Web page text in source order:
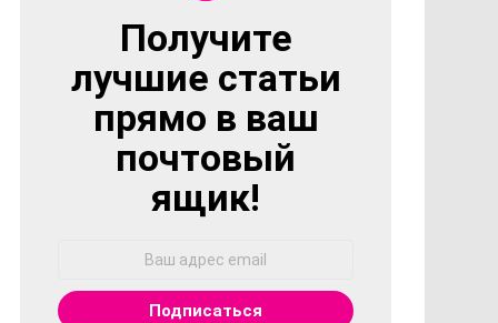
NEWSLETTER
Получите
лучшие статьи
прямо в ваш
почтовый
ящик!